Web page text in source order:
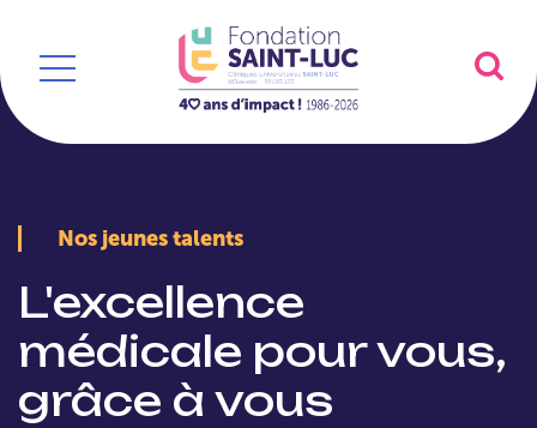
Nos jeunes talents
L'excellence
médicale pour vous,
grâce à vous